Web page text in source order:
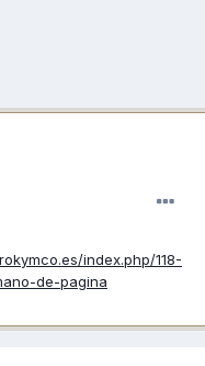
index.php/118-
de-pagina